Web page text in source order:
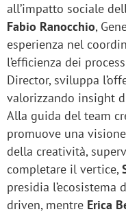
all’impatto sociale
Fabio Ranocchio,
esperienza nel
l’efficienza dei
Director, sviluppa
valorizzando insight
Alla guida del team
promuove una
della creatività,
completare il vertice,
presidia
driven, mentre Erica